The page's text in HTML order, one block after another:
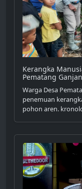
Kerangka
Pematang
Warga Desa
penemuan
pohon aren.